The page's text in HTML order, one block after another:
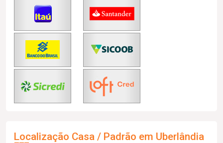
Localização Casa / Padrão em Uberlândia